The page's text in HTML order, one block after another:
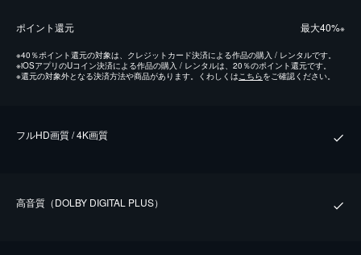
ポイント還元 最⼤40%※
※40％ポイント還元の対象は、クレジットカード決済による作品の購入 / レンタルです。
※iOSアプリのUコイン決済による作品の購入 / レンタルは、20％のポイント還元です。
※還元の対象外となる決済方法や商品があります。くわしくはこちらをご確認ください。
フルHD画質 / 4K画質
⾼⾳質（DOLBY DIGITAL PLUS）